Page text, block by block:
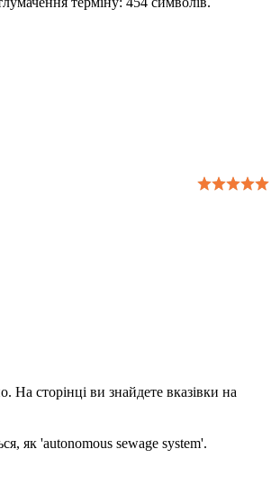
На сторінці ви знайдете вказівки на
як 'autonomous sewage system'.